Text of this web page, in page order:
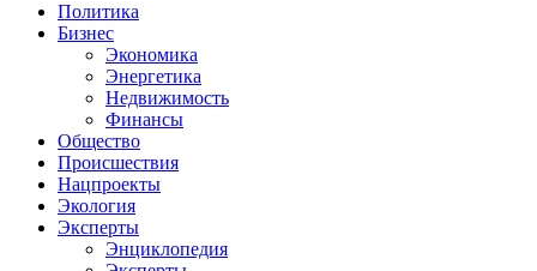
Политика
Бизнес
Экономика
Энергетика
Недвижимость
Финансы
Общество
Происшествия
Нацпроекты
Экология
Эксперты
Энциклопедия